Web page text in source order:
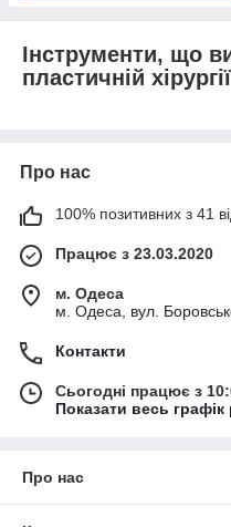
Інструменти, що
пластичній хірургії
Про нас
100% позитивних з 41
Працює з 23.03.2020
м. Одеса
м. Одеса, вул.
Контакти
Сьогодні працює з
Показати весь графік
Про нас